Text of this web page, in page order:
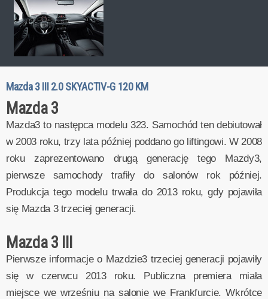
Mazda 3 III 2.0 SKYACTIV-G 120 KM
Mazda 3
Mazda3 to następca modelu 323. Samochód ten debiutował
w 2003 roku, trzy lata później poddano go liftingowi. W 2008
roku zaprezentowano drugą generację tego Mazdy3,
pierwsze samochody trafiły do salonów rok później.
Produkcja tego modelu trwała do 2013 roku, gdy pojawiła
się Mazda 3 trzeciej generacji.
Mazda 3 III
Pierwsze informacje o Mazdzie3 trzeciej generacji pojawiły
się w czerwcu 2013 roku. Publiczna premiera miała
miejsce we wrześniu na salonie we Frankfurcie. Wkrótce